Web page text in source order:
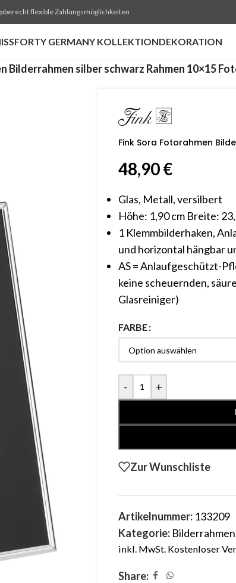
flexible Zahlungsmöglichkeiten
GERMANY KOLLEKTIONDEKORATION
Bilderrahmen silber schwarz Rahmen 10×15
Fink Sora Fotorahmen
48,90€
Glas, Metall, versilbert
Höhe: 1,90 cm Breite:
1 Klemmbilderhaken,
und horizontal hängbar
AS = Anlaufgeschützt-
keine scheuernden,
Glasreiniger)
FARBE
- +
Zur Wunschliste
Artikelnummer: 133209
Kategorie: Bilderrahmen
inkl. MwSt. Kostenloser
Share: